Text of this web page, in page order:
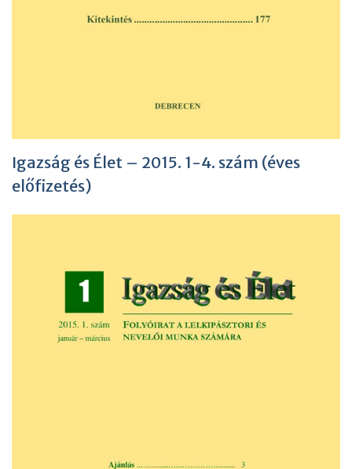
Igazság és Élet – 2015. 1-4. szám (éves
előfizetés)